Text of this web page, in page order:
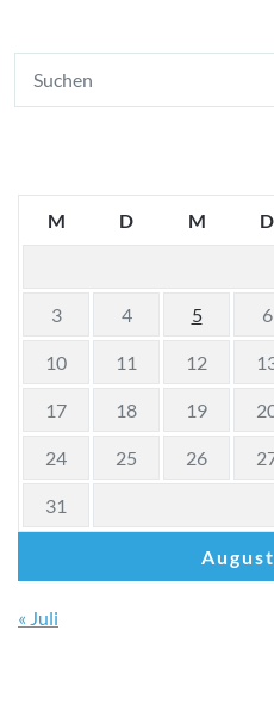
M D M D
3 4 5 6
10 11 12
17 18 19
24 25 26
31
« Juli